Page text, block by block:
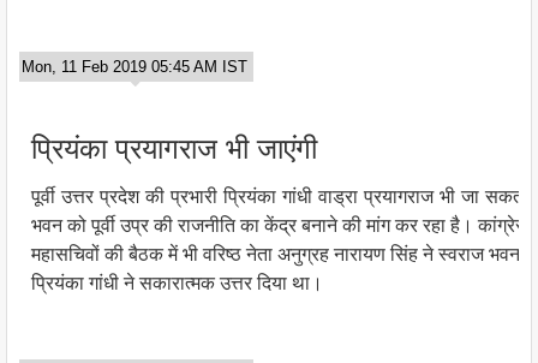
Mon, 11 Feb 2019 05:45 AM IST
प्रियंका प्रयागराज भी जाएंगी
पूर्वी उत्तर प्रदेश की प्रभारी प्रियंका गांधी वाड्रा प्रयागराज भी जा
भवन को पूर्वी उप्र की राजनीति का केंद्र बनाने की मांग कर रहा है। कांग्रेस
महासचिवों की बैठक में भी वरिष्ठ नेता अनुग्रह नारायण सिंह ने स्वराज भवन
प्रियंका गांधी ने सकारात्मक उत्तर दिया था।